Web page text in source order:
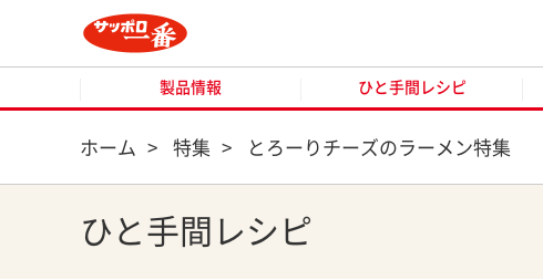
製品情報 ひと手間レシピ
ホーム > 特集 > とろーりチーズのラーメン特集
ひと手間レシピ